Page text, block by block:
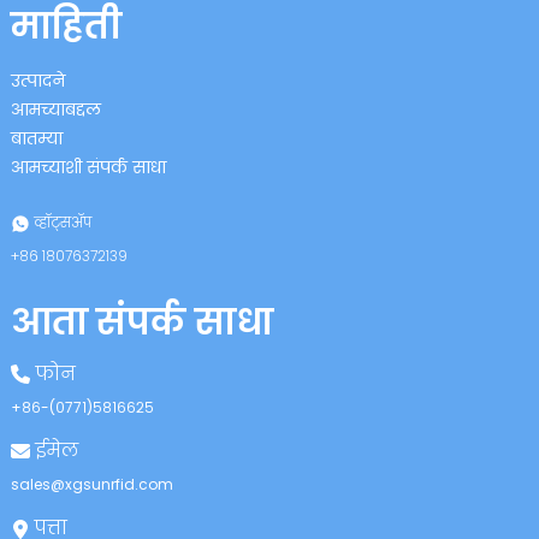
माहिती
उत्पादने
आमच्याबद्दल
बातम्या
आमच्याशी संपर्क साधा
व्हॉट्सॲप
+८६ १८०७६३७२१३९
आता संपर्क साधा
फोन
+८६-(०७७१)५८१६६२५
ईमेल
sales@xgsunrfid.com
पत्ता